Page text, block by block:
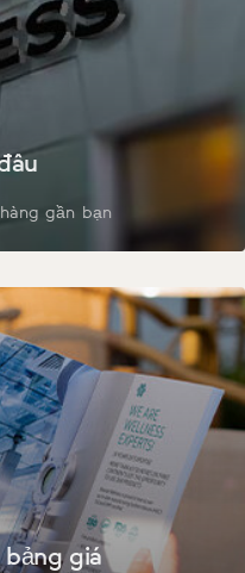
gần bạn
giá